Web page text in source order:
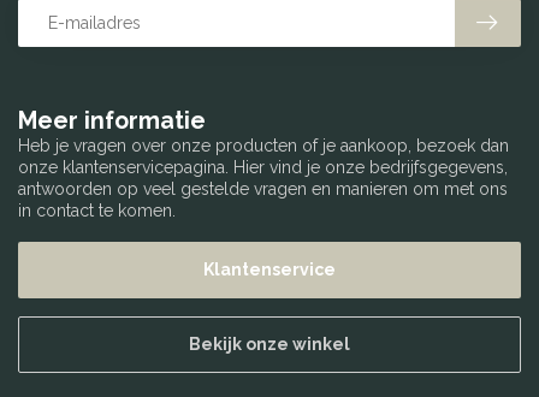
Meer informatie
Heb je vragen over onze producten of je aankoop, bezoek dan
onze klantenservicepagina. Hier vind je onze bedrijfsgegevens,
antwoorden op veel gestelde vragen en manieren om met ons
in contact te komen.
Klantenservice
Bekijk onze winkel